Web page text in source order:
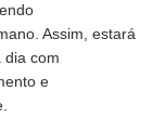
Assim, estará
dia com
e